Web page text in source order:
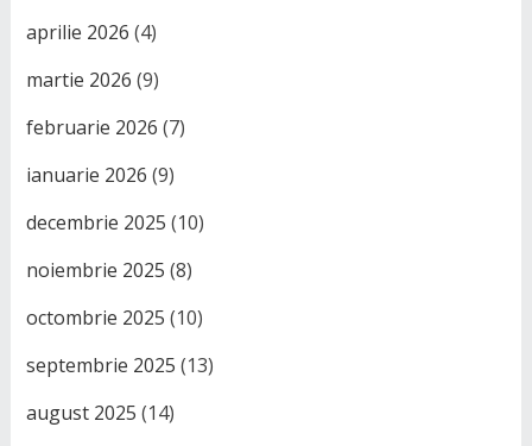
aprilie 2026 (4)
martie 2026 (9)
februarie 2026 (7)
ianuarie 2026 (9)
decembrie 2025 (10)
noiembrie 2025 (8)
octombrie 2025 (10)
septembrie 2025 (13)
august 2025 (14)